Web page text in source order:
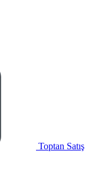
Toptan Satış